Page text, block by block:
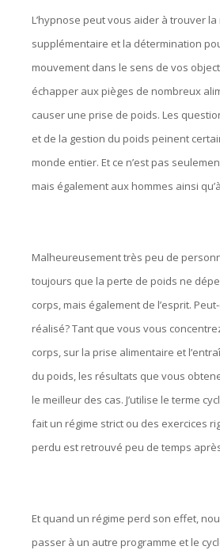
L’hypnose peut vous aider à trouver
supplémentaire et la détermination
mouvement dans le sens de vos
échapper aux pièges de nombreux
causer une prise de poids. Les
et de la gestion du poids peinent
monde entier. Et ce n’est pas
mais également aux hommes ainsi
Malheureusement très peu de
toujours que la perte de poids ne
corps, mais également de l’esprit.
réalisé? Tant que vous vous
corps, sur la prise alimentaire et
du poids, les résultats que vous
le meilleur des cas. J’utilise le terme
fait un régime strict ou des exercices
perdu est retrouvé peu de temps
Et quand un régime perd son effet,
passer à un autre programme et le